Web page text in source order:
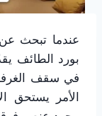
عندما تبحث
بورد الطائف
في سقف
الأمر يستحق